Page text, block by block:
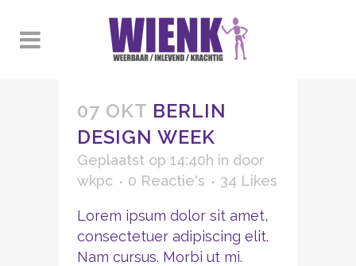
07 OKT BERLIN
DESIGN WEEK
Geplaatst op 14:40h in door
wkpc
0 Reactie's 34 Likes
Lorem ipsum dolor sit amet,
consectetuer adipiscing elit.
Nam cursus. Morbi ut mi.